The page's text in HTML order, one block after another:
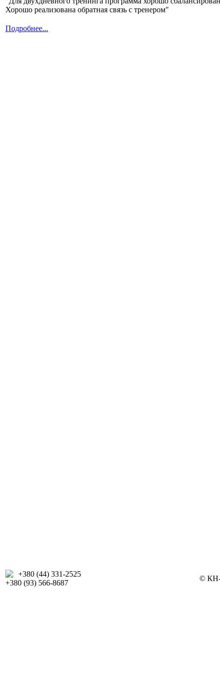
Хорошо реализована обратная связь с тренером"
Подробнее...
+380 (44) 331-2525
+380 (93) 566-8687
© КН-